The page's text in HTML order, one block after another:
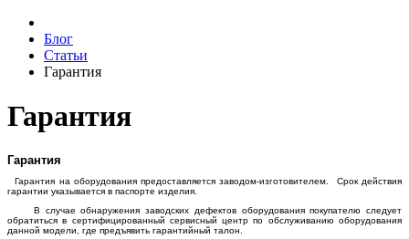
Блог
Статьи
Гарантия
Гарантия
Гарантия
Гарантия на оборудования предоставляется заводом-изготовителем. Срок действия
гарантии указывается в паспорте изделия.
В случае обнаружения заводских дефектов оборудования покупателю следует
обратиться в сертифицированный сервисный центр по обслуживанию оборудования
данной модели, где предъявить гарантийный талон.